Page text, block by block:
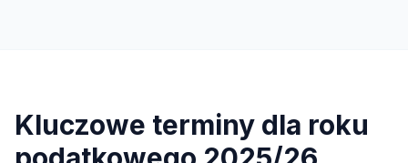
Kluczowe terminy dla roku